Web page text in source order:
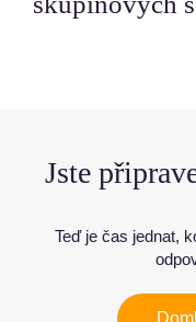
Jste
Teď je čas jednat,